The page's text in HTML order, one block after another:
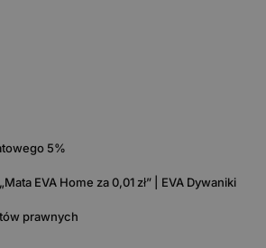
5%
EVA Home za 0,01 zł” | EVA Dywaniki
prawnych